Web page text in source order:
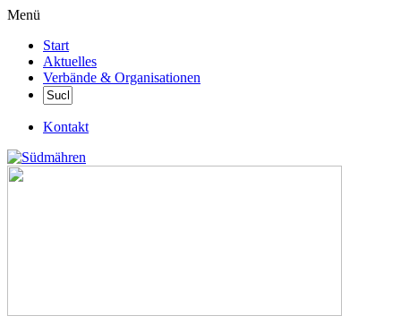
Menü
Start
Aktuelles
Verbände & Organisationen
Kontakt